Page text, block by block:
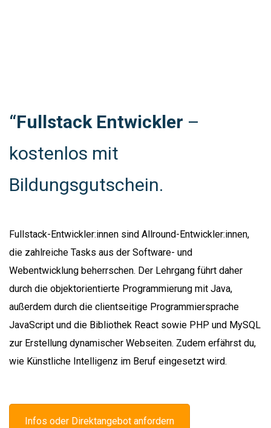
“Fullstack Entwickler –
kostenlos mit
Bildungsgutschein.
Fullstack-Entwickler:innen sind Allround-Entwickler:innen,
die zahlreiche Tasks aus der Software- und
Webentwicklung beherrschen. Der Lehrgang führt daher
durch die objektorientierte Programmierung mit Java,
außerdem durch die clientseitige Programmiersprache
JavaScript und die Bibliothek React sowie PHP und MySQL
zur Erstellung dynamischer Webseiten. Zudem erfährst du,
wie Künstliche Intelligenz im Beruf eingesetzt wird.
Infos oder Direktangebot anfordern